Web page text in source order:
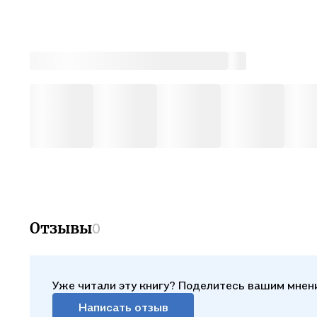
Отзывы0
Уже читали эту книгу? Поделитесь вашим
Написать отзыв